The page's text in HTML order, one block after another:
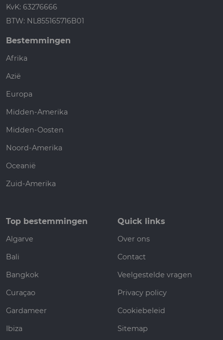
KvK: 63276666
BTW: NL855165716B01
Bestemmingen
Afrika
Azië
Europa
Midden-Amerika
Midden-Oosten
Noord-Amerika
Oceanië
Zuid-Amerika
Top bestemmingen
Algarve
Bali
Bangkok
Curaçao
Gardameer
Ibiza
Quick links
Over ons
Contact
Veelgestelde vragen
Privacy policy
Cookiebeleid
Sitemap